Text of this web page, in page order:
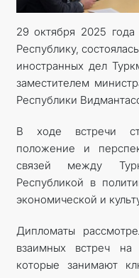
29 октября 2025
Республику,
иностранных дел
заместителем
Республики
В ходе встречи
положение и
связей между
Республикой в
экономической и
Дипломаты
взаимных встреч
которые занимают